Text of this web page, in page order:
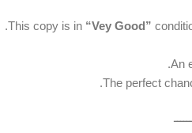
This copy is in “Vey Good”